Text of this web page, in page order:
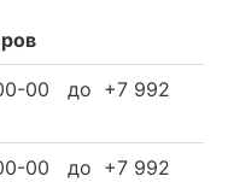
00 до +7 992
00 до +7 992